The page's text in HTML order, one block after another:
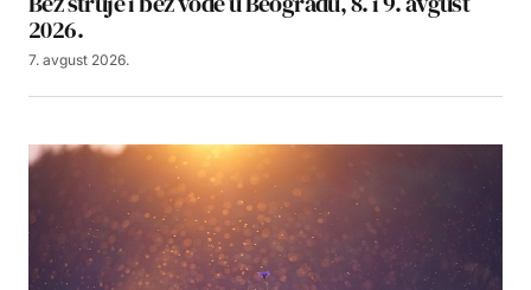
2026.
7. avgust 2026.